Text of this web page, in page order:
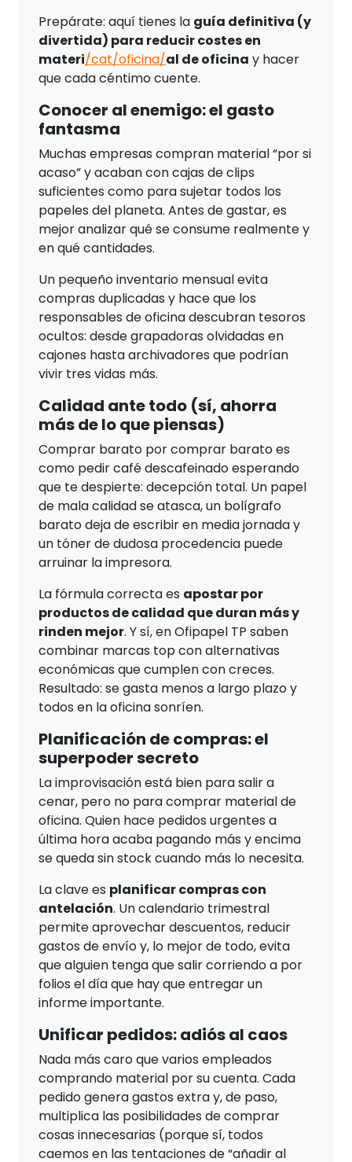
Prepárate: aquí tienes la guía definitiva (y
divertida) para reducir costes en
materi/cat/oficina/al de oficina y hacer
que cada céntimo cuente.
Conocer al enemigo: el gasto
fantasma
Muchas empresas compran material “por si
acaso” y acaban con cajas de clips
suficientes como para sujetar todos los
papeles del planeta. Antes de gastar, es
mejor analizar qué se consume realmente y
en qué cantidades.
Un pequeño inventario mensual evita
compras duplicadas y hace que los
responsables de oficina descubran tesoros
ocultos: desde grapadoras olvidadas en
cajones hasta archivadores que podrían
vivir tres vidas más.
Calidad ante todo (sí, ahorra
más de lo que piensas)
Comprar barato por comprar barato es
como pedir café descafeinado esperando
que te despierte: decepción total. Un papel
de mala calidad se atasca, un bolígrafo
barato deja de escribir en media jornada y
un tóner de dudosa procedencia puede
arruinar la impresora.
La fórmula correcta es apostar por
productos de calidad que duran más y
rinden mejor. Y sí, en Ofipapel TP saben
combinar marcas top con alternativas
económicas que cumplen con creces.
Resultado: se gasta menos a largo plazo y
todos en la oficina sonríen.
Planificación de compras: el
superpoder secreto
La improvisación está bien para salir a
cenar, pero no para comprar material de
oficina. Quien hace pedidos urgentes a
última hora acaba pagando más y encima
se queda sin stock cuando más lo necesita.
La clave es planificar compras con
antelación. Un calendario trimestral
permite aprovechar descuentos, reducir
gastos de envío y, lo mejor de todo, evita
que alguien tenga que salir corriendo a por
folios el día que hay que entregar un
informe importante.
Unificar pedidos: adiós al caos
Nada más caro que varios empleados
comprando material por su cuenta. Cada
pedido genera gastos extra y, de paso,
multiplica las posibilidades de comprar
cosas innecesarias (porque sí, todos
caemos en las tentaciones de “añadir al